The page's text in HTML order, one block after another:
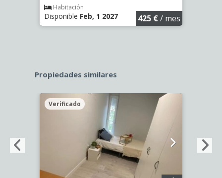
Habitación
Disponible Feb, 1 2027 425 €/ mes
Propiedades similares
Verificado